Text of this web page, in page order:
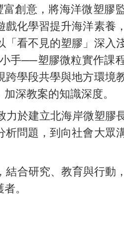
創意，將海洋微塑膠
化學習提升海洋素養
看不見的塑膠」深入
手──塑膠微粒實作課
學段共學與地方環境
深教案的知識深度。
於建立北海岸微塑膠
問題，到向社會大眾
合研究、教育與行動
。